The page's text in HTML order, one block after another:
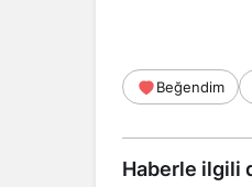
Beğendim
Haberle ilgili